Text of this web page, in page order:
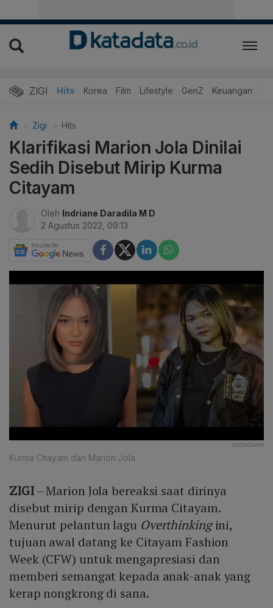
ZIGI Hits Korea Film Lifestyle GenZ Keuangan
Zigi Hits
Klarifikasi Marion Jola Dinilai
Sedih Disebut Mirip Kurma
Citayam
Oleh Indriane Daradila M D
2 Agustus 2022, 09:13
INSTAGRAM
Kurma Citayam dan Marion Jola
ZIGI– Marion Jola bereaksi saat dirinya
disebut mirip dengan Kurma Citayam.
Menurut pelantun lagu Overthinkingini,
tujuan awal datang ke Citayam Fashion
Week (CFW) untuk mengapresiasi dan
memberi semangat kepada anak-anak yang
kerap nongkrong di sana.